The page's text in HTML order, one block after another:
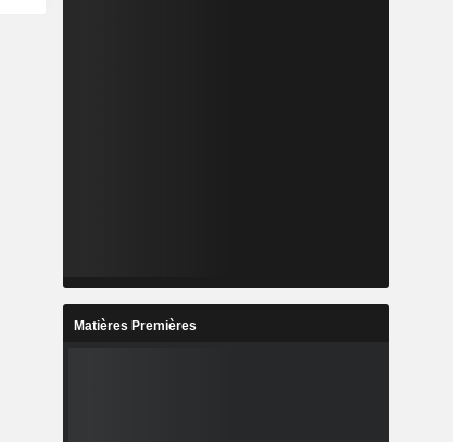
Matières Premières